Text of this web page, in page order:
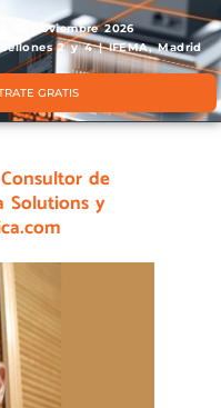
& 12 noviembre 2026
2 y 4 | IFEMA, Madrid
GRATIS
de
Solutions y